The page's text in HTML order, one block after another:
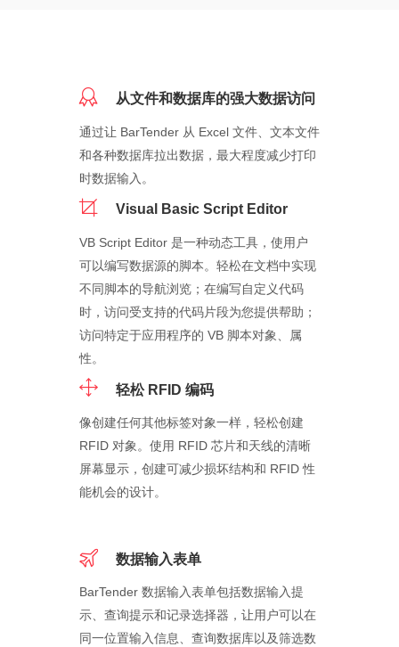
从文件和数据库的强大数据访问
通过让 BarTender 从 Excel 文件、文本文件
和各种数据库拉出数据，最大程度减少打印
时数据输入。
Visual Basic Script Editor
VB Script Editor 是一种动态工具，使用户
可以编写数据源的脚本。轻松在文档中实现
不同脚本的导航浏览；在编写自定义代码
时，访问受支持的代码片段为您提供帮助；
访问特定于应用程序的 VB 脚本对象、属
性。
轻松 RFID 编码
像创建任何其他标签对象一样，轻松创建
RFID 对象。使用 RFID 芯片和天线的清晰
屏幕显示，创建可减少损坏结构和 RFID 性
能机会的设计。
数据输入表单
BarTender 数据输入表单包括数据输入提
示、查询提示和记录选择器，让用户可以在
同一位置输入信息、查询数据库以及筛选数